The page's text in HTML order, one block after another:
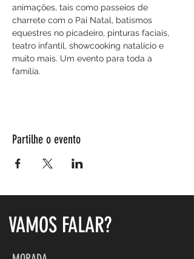
animações, tais como passeios de
charrete com o Pai Natal, batismos
equestres no picadeiro, pinturas faciais,
teatro infantil, showcooking natalício e
muito mais. Um evento para toda a
família.
Partilhe o evento
VAMOS FALAR?